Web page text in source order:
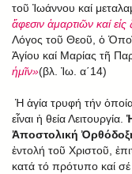
τοῦ Ἰωάννου καί
ἄφεσιν ἁμαρτιῶν καί
Λόγος τοῦ Θεοῦ, ὁ
Ἁγίου καί Μαρίας τῆ
ἡμῖν»(βλ. Ἰω. α΄14)
Ἡ ἁγία τρυφή τήν
εἶναι ἡ θεία Λειτουργία.
Ἀποστολική
ἐντολή τοῦ Χριστοῦ,
κατά τό πρότυπο καί σέ